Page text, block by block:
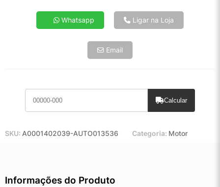
Whatsapp Ligar na Loja
Email
Calcular
SKU: A0001402039-AUTO013536 Categoria: Motor
Informações do Produto